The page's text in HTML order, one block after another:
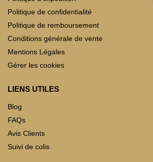
Politique de confidentialité
Politique de remboursement
Conditions générale de vente
Mentions Légales
Gérer les cookies
LIENS UTILES
Blog
FAQs
Avis Clients
Suivi de colis